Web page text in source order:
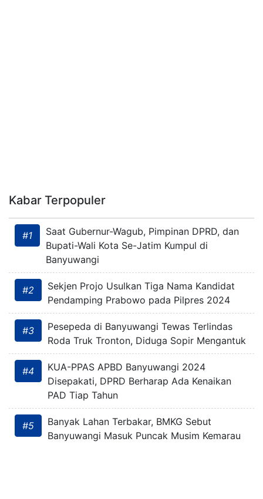
Kabar Terpopuler
#1
Saat Gubernur-Wagub, Pimpinan DPRD, dan
Bupati-Wali Kota Se-Jatim Kumpul di
Banyuwangi
#2
Sekjen Projo Usulkan Tiga Nama Kandidat
Pendamping Prabowo pada Pilpres 2024
#3
Pesepeda di Banyuwangi Tewas Terlindas
Roda Truk Tronton, Diduga Sopir Mengantuk
#4
KUA-PPAS APBD Banyuwangi 2024
Disepakati, DPRD Berharap Ada Kenaikan
PAD Tiap Tahun
#5
Banyak Lahan Terbakar, BMKG Sebut
Banyuwangi Masuk Puncak Musim Kemarau